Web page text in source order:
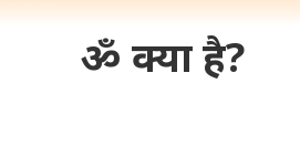
ॐ क्या है?|